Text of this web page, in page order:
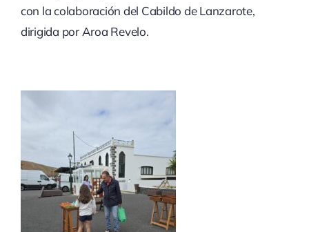
con la colaboración del Cabildo de Lanzarote,
dirigida por Aroa Revelo.